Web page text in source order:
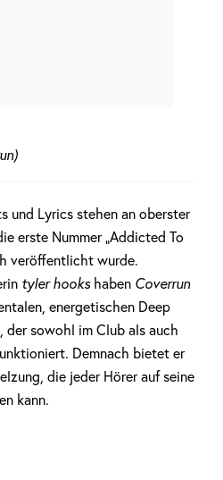
und Lyrics stehen an oberster
erste Nummer „Addicted To
veröffentlicht wurde.
tyler hookshaben Coverrun
energetischen Deep
der sowohl im Club als auch
Demnach bietet er
die jeder Hörer auf seine
kann.